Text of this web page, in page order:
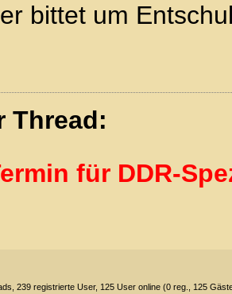
bittet um
Thread:
für DDR-
239 registrierte User, 125 User online (0 reg., 125